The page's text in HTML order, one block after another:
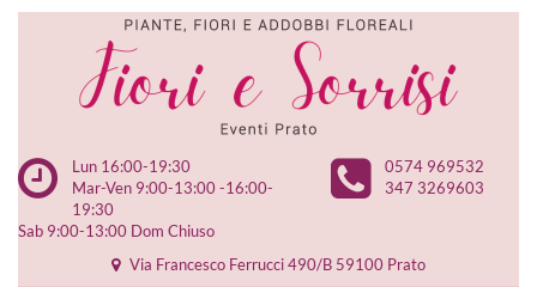
Lun 16:00-19:30
Mar-Ven 9:00-13:00 -16:00-
19:30
Sab 9:00-13:00 Dom Chiuso
0574 969532
347 3269603
Via Francesco Ferrucci 490/B 59100 Prato